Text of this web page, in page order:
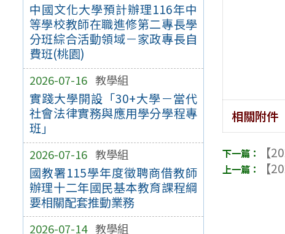
中國文化大學預計辦理116年中
等學校教師在職進修第二專長學
分班綜合活動領域－家政專長自
費班(桃園)
2026-07-16 教學組
實踐大學開設「30+大學－當代
社會法律實務與應用學分學程專
班」
2026-07-16 教學組
國教署115學年度徵聘商借教師
辦理十二年國民基本教育課程綱
要相關配套推動業務
2026-07-14 教學組
相關附件
【
【